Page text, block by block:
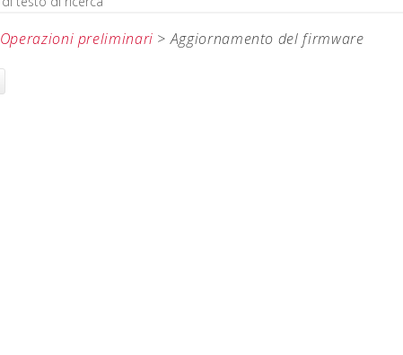
Operazioni preliminari >Aggiornamento del firmware